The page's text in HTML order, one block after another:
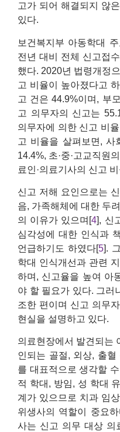
고가 되어 해결되지 않
있다.
보건복지부 아동학대
전년 대비 전체 신고접
했다. 2020년 법령개정
고 비율이 높아졌다고
고 건은 44.9%이며, 부
고 의무자의 신고는
의무자에 의한 신고 비
고 비율을 살펴보면, 사
14.4%, 초·중·고교직원
료인·의료기사의 신고
신고 저해 요인으로는
음, 가족해체에 대한 두
의 이유가 있으며[4], 신
심각성에 대한 인식과
언급하기도 하였다[5].
학대 인식개선과 관련
하며, 신고율을 높여 아
야 할 필요가 있다. 그러
조한 편이며 신고 의무
현실을 설명하고 있다.
의료현장에서 발견되는
인되는 골절, 외상, 출
를 대표적으로 생각할
적 학대, 방임, 성 학대
계가 있으므로 치과 임
위생사의 역할이 중요
사는 신고 의무 대상 의